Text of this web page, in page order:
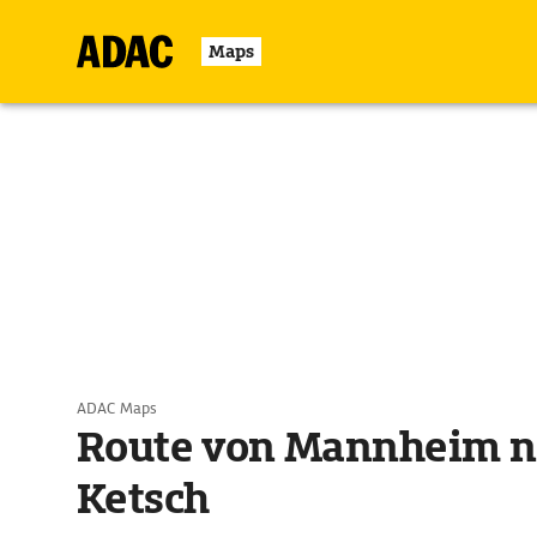
Maps
ADAC Maps
Route von Mannheim
Ketsch